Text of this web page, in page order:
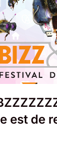
est de